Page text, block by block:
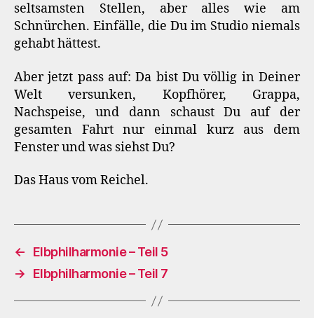
seltsamsten Stellen, aber alles wie am
Schnürchen. Einfälle, die Du im Studio niemals
gehabt hättest.
Aber jetzt pass auf: Da bist Du völlig in Deiner
Welt versunken, Kopfhörer, Grappa,
Nachspeise, und dann schaust Du auf der
gesamten Fahrt nur einmal kurz aus dem
Fenster und was siehst Du?
Das Haus vom Reichel.
←
Elbphilharmonie – Teil 5
→
Elbphilharmonie – Teil 7